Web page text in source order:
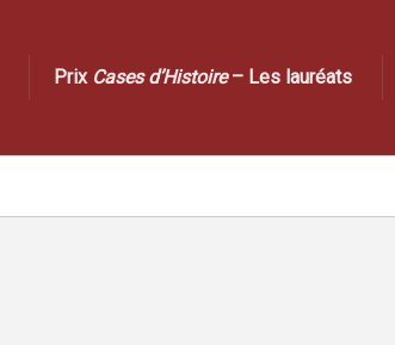
Prix Cases d’Histoire– Les lauréats